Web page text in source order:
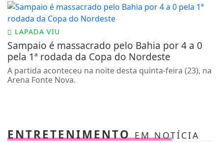
LAPADA VIU
Sampaio é massacrado pelo Bahia por 4 a 0
pela 1ª rodada da Copa do Nordeste
A partida aconteceu na noite desta quinta-feira (23), na
Arena Fonte Nova.
ENTRETENIMENTOEM NOTÍCIA